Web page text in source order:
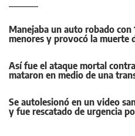
Manejaba un auto robado con
menores y provocó la muerte
Así fue el ataque mortal
mataron en medio de una
Se autolesionó en un video
y fue rescatado de urgencia